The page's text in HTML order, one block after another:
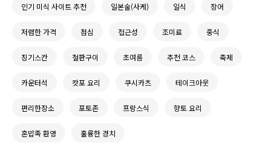
인기 미식 사이트 추천 일본술(사케) 일식 장어
저렴한 가격 점심 접근성 조미료 중식
징기스칸 철판구이 초여름 추천 코스 축제
카운터석 캇포 요리 쿠시카츠 테이크아웃
편리한장소 포토존 프랑스식 향토 요리
혼밥족 환영 훌륭한 경치